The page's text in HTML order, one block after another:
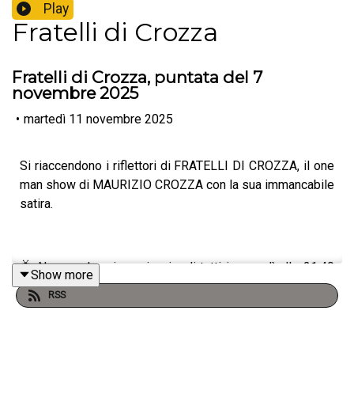
Play
Fratelli di Crozza
Fratelli di Crozza, puntata del 7
novembre 2025
• martedì 11 novembre 2025
Si riaccendono i riflettori di FRATELLI DI CROZZA, il one
man show di MAURIZIO CROZZA con la sua immancabile
satira.
📺 Non perdere i nuovi episodi tutti i venerdì alle 21:40
solo sul Nove e in streaming su Discovery +.
Show more
RSS